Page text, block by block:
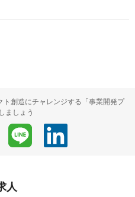
創造にチャレンジする「事業開発プ
ましょう
人